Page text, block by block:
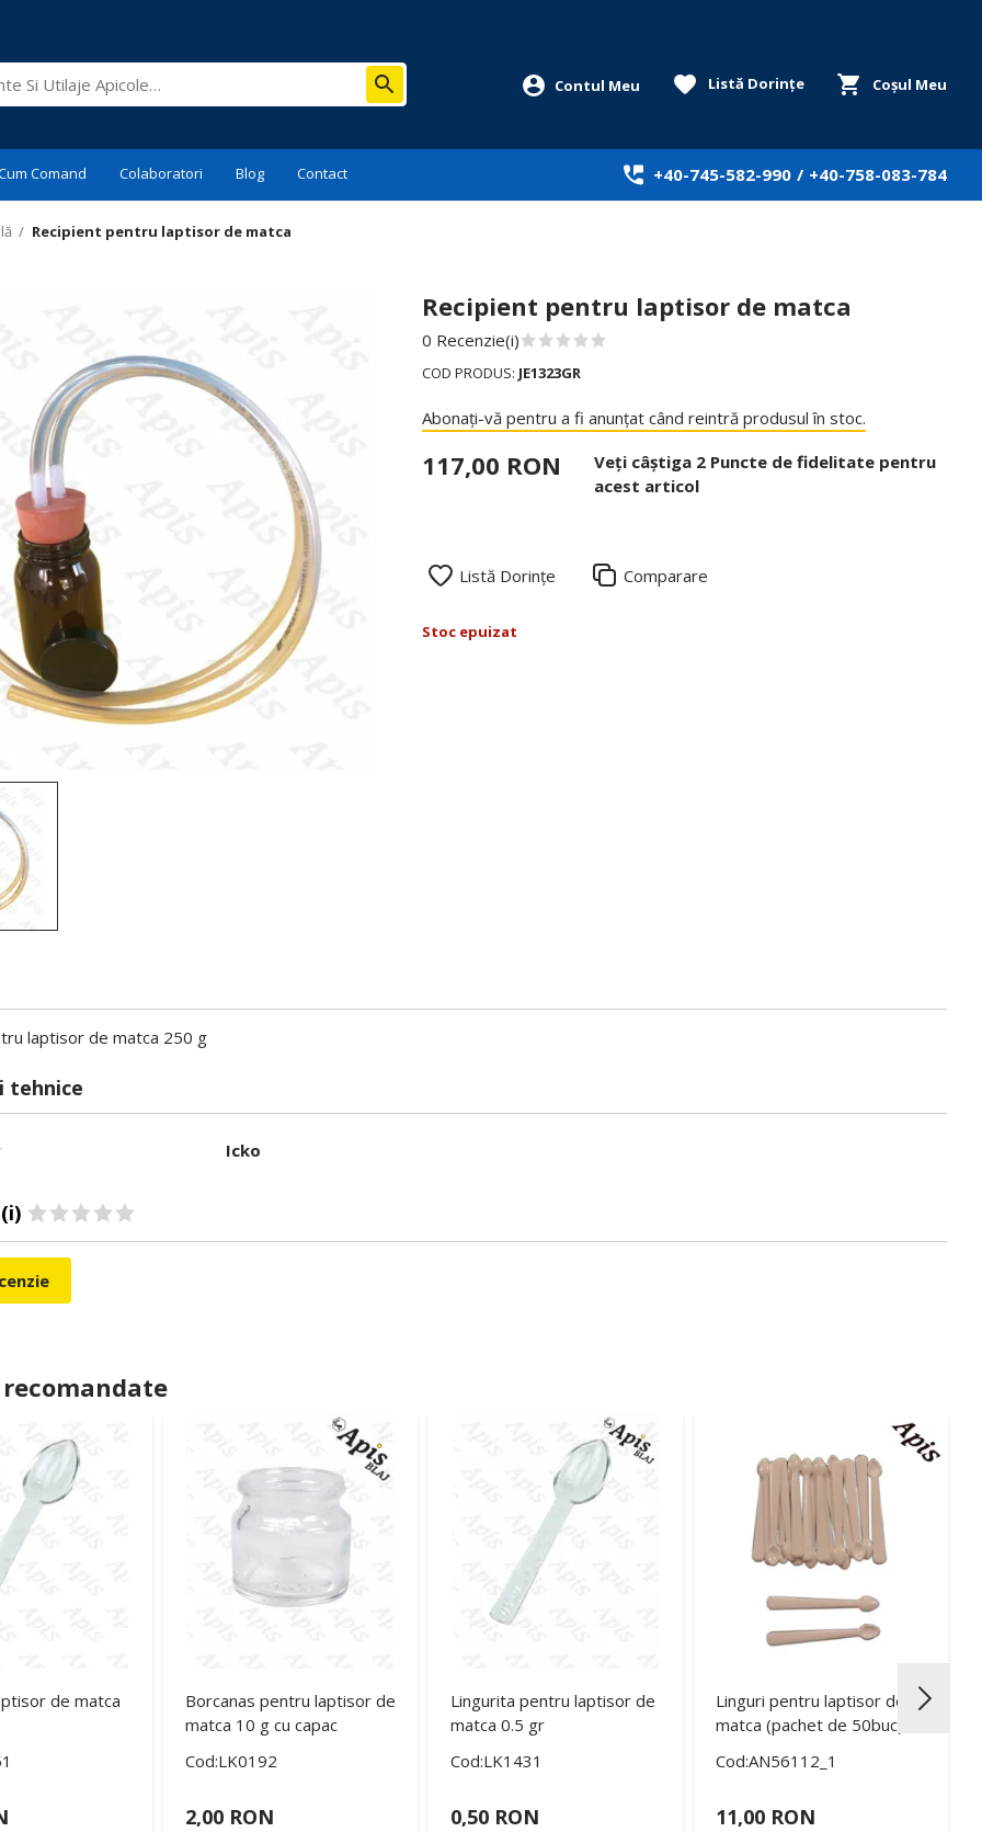
Coșul Meu
Listă Dorințe
Comand Colaboratori Blog Contact +40-745-582-990 / +40-758-083-784
/ Recipient pentru laptisor de matca
Recipient pentru laptisor de matca
0 Recenzie(i)
COD PRODUS: JE1323GR
Abonați-vă pentru a fi anunțat când reintră produsul în stoc.
117,00 RON
Veți câștiga 2 Puncte de fidelitate pentru
acest articol
Listă Dorințe Comparare
Stoc epuizat
laptisor de matca 250 g
tehnice
Icko
recomandate
de matca
Borcanas pentru laptisor de
matca 10 g cu capac
Cod:LK0192
2,00 RON
Lingurita pentru laptisor de
matca 0.5 gr
Cod:LK1431
0,50 RON
Linguri pentru laptisor de
matca (pachet de 50buc)
Cod:AN56112_1
11,00 RON